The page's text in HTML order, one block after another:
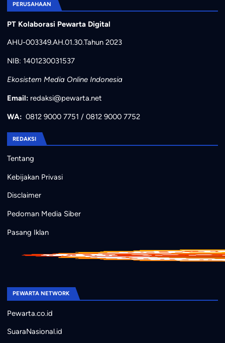
PERUSAHAAN
PT Kolaborasi Pewarta Digital
AHU-003349.AH.01.30.Tahun 2023
NIB: 1401230031537
Ekosistem Media Online Indonesia
Email: redaksi@pewarta.net
WA: 0812 9000 7751 / 0812 9000 7752
REDAKSI
Tentang
Kebijakan Privasi
Disclaimer
Pedoman Media Siber
Pasang Iklan
PEWARTA NETWORK
Pewarta.co.id
SuaraNasional.id